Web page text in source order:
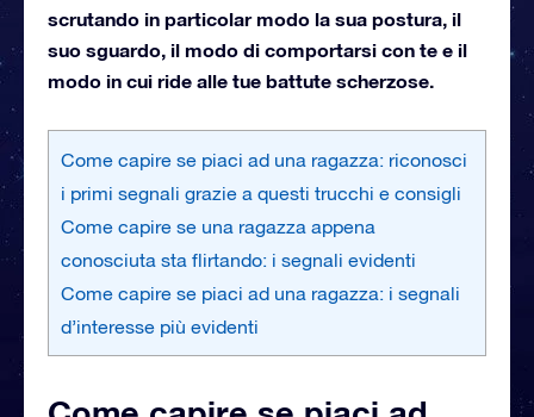
scrutando in particolar modo la sua postura, il
suo sguardo, il modo di comportarsi con te e il
modo in cui ride alle tue battute scherzose.
Come capire se piaci ad una ragazza: riconosci
i primi segnali grazie a questi trucchi e consigli
Come capire se una ragazza appena
conosciuta sta flirtando: i segnali evidenti
Come capire se piaci ad una ragazza: i segnali
d’interesse più evidenti